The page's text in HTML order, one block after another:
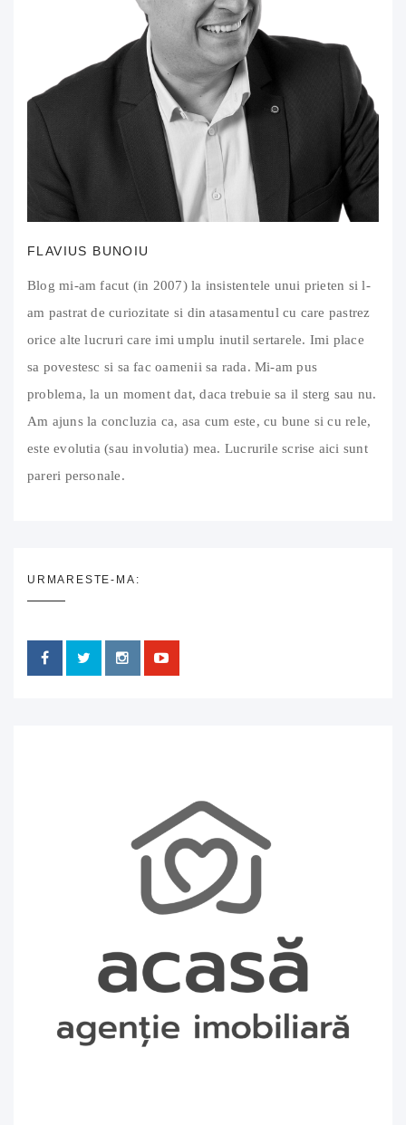
FLAVIUS BUNOIU
Blog mi-am facut (in 2007) la insistentele unui prieten si l-
am pastrat de curiozitate si din atasamentul cu care pastrez
orice alte lucruri care imi umplu inutil sertarele. Imi place
sa povestesc si sa fac oamenii sa rada. Mi-am pus
problema, la un moment dat, daca trebuie sa il sterg sau nu.
Am ajuns la concluzia ca, asa cum este, cu bune si cu rele,
este evolutia (sau involutia) mea. Lucrurile scrise aici sunt
pareri personale.
URMARESTE-MA: